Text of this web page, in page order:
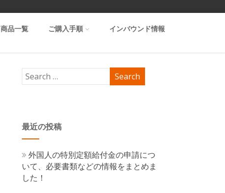
商品一覧 ご購入手順 インバウンド情報
最近の投稿
外国人の特別定額給付金の申請につ
いて、必要書類などの情報をまとめま
した！